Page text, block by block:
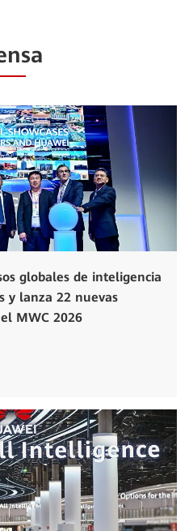
globales de inteligencia
y lanza 22 nuevas
MWC 2026